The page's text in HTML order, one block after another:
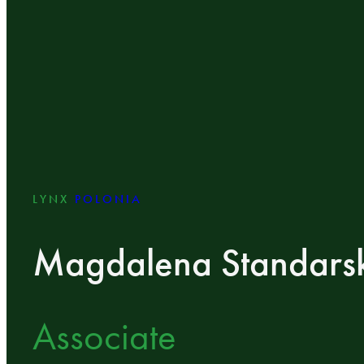
LYNX POLONIA
Magdalena
Associate